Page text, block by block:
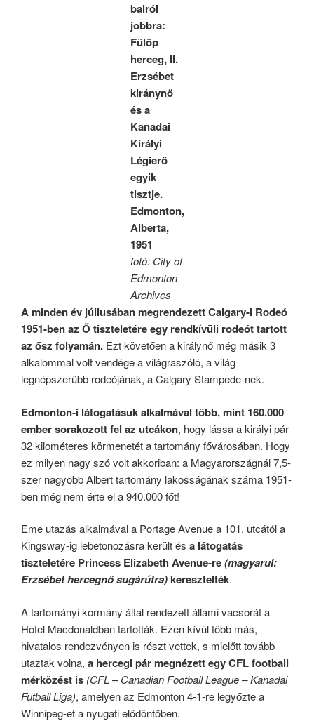
balról
jobbra:
Fülöp
herceg, II.
Erzsébet
kiránynő
és a
Kanadai
Királyi
Légierő
egyik
tisztje.
Edmonton,
Alberta,
1951
fotó: City of
Edmonton
Archives
A minden év júliusában megrendezett Calgary-i Rodeó
1951-ben az Ő tiszteletére egy rendkívüli rodeót tartott
az ősz folyamán. Ezt követően a királynő még másik 3
alkalommal volt vendége a világraszóló, a világ
legnépszerűbb rodeójának, a Calgary Stampede-nek.
Edmonton-i látogatásuk alkalmával több, mint 160.000
ember sorakozott fel az utcákon, hogy lássa a királyi pár
32 kilométeres körmenetét a tartomány fővárosában. Hogy
ez milyen nagy szó volt akkoriban: a Magyarországnál 7,5-
szer nagyobb Albert tartomány lakosságának száma 1951-
ben még nem érte el a 940.000 főt!
Eme utazás alkalmával a Portage Avenue a 101. utcától a
Kingsway-ig lebetonozásra került és a látogatás
tiszteletére Princess Elizabeth Avenue-re(magyarul:
Erzsébet hercegnő sugárútra)keresztelték.
A tartományi kormány által rendezett állami vacsorát a
Hotel Macdonaldban tartották. Ezen kívül több más,
hivatalos rendezvényen is részt vettek, s mielőtt tovább
utaztak volna, a hercegi pár megnézett egy CFL football
mérközést is (CFL – Canadian Football League – Kanadai
Futball Liga), amelyen az Edmonton 4-1-re legyőzte a
Winnipeg-et a nyugati elődöntőben.